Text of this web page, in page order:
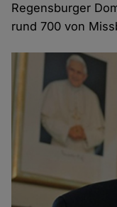
Regensburger
rund 700 von